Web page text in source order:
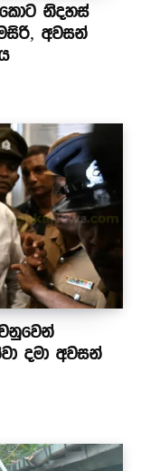
කොට නිදහස්
අවසන්
දමා අවසන්